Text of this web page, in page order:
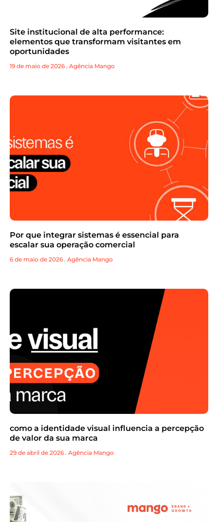
Site institucional de alta performance:
elementos que transformam visitantes em
oportunidades
19 de maio de 2026 . Agência Mango
Por que integrar sistemas é essencial para
escalar sua operação comercial
6 de maio de 2026 . Agência Mango
como a identidade visual influencia a percepção
de valor da sua marca
29 de abril de 2026 . Agência Mango